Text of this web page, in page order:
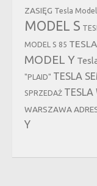
ZASIĘG Tesla Model
MODEL S
MODEL S 85
MODEL Y
"PLAID" TESLA
SPRZEDAŻ TESLA
WARSZAWA
Y